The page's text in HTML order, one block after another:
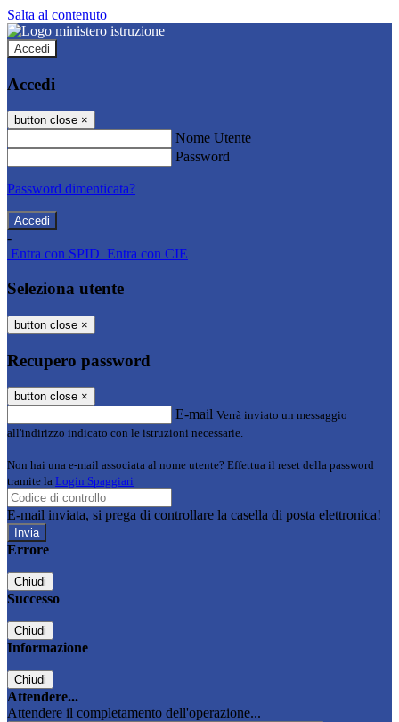
Salta al contenuto
Accedi
Accedi
button close ×
Nome Utente
Password
Password dimenticata?
-
Entra con SPID Entra con CIE
Seleziona utente
button close ×
Recupero password
button close ×
E-mail Verrà inviato un messaggio
all'indirizzo indicato con le istruzioni necessarie.
Non hai una e-mail associata al nome utente? Effettua il reset della password
tramite la Login Spaggiari
E-mail inviata, si prega di controllare la casella di posta elettronica!
Errore
Chiudi
Successo
Chiudi
Informazione
Chiudi
Attendere...
Attendere il completamento dell'operazione...